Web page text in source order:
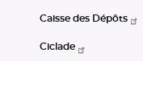
Caisse des Dépôts
Ciclade